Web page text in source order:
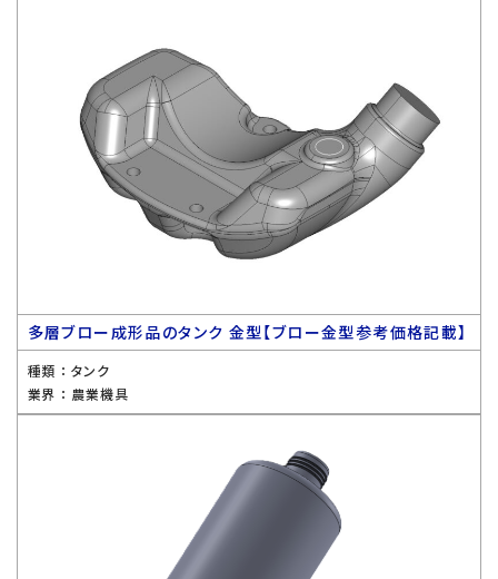
多層ブロー成形品のタンク 金型【ブロー金型参考価格記載】
種類 ： タンク
業界 ： 農業機具